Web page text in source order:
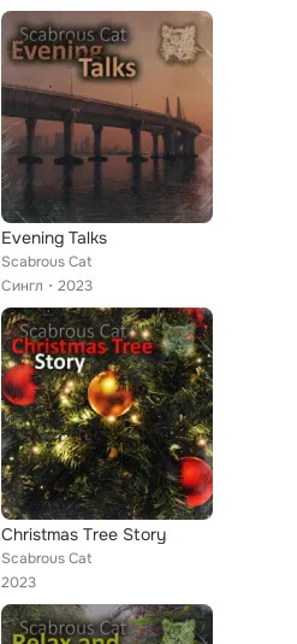
Evening Talks
Scabrous Cat
Сингл
2023
Christmas Tree Story
Scabrous Cat
2023